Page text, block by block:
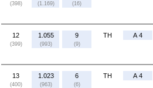
(398) (1.169) (16)
12
(399)
1.055
(993)
9
(9)
TH A 4
13
(400)
1.023
(963)
6
(6)
TH A 4